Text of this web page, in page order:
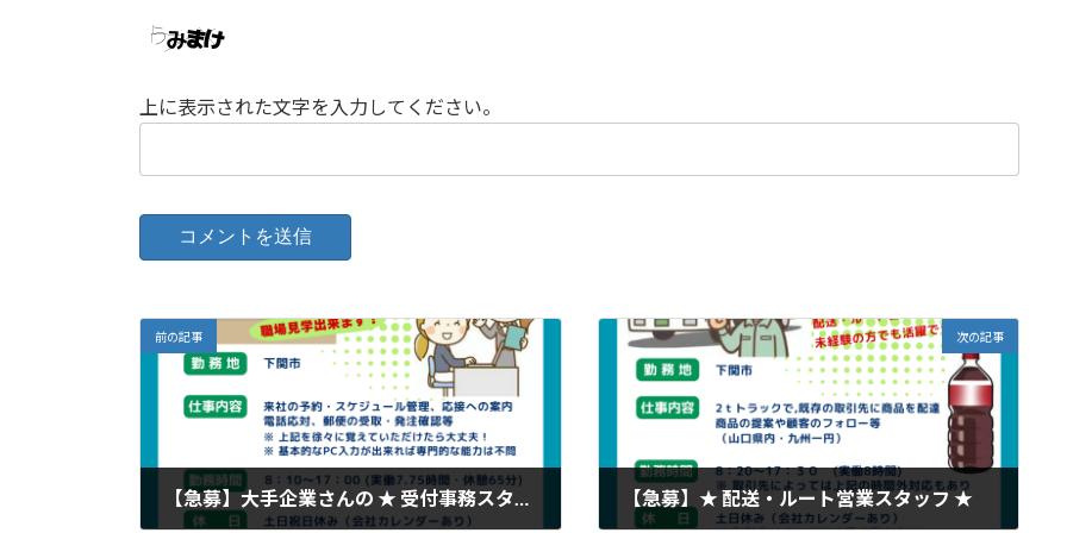
上に表示された文字を入力してください。
前の記事
【急募】大手企業さんの ★ 受付事務スタッフ ★
次の記事
【急募】★ 配送・ルート営業スタッフ ★